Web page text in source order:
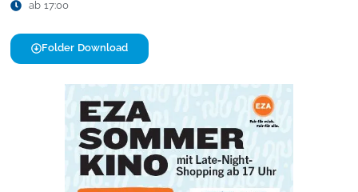
ab 17:00
Folder Download